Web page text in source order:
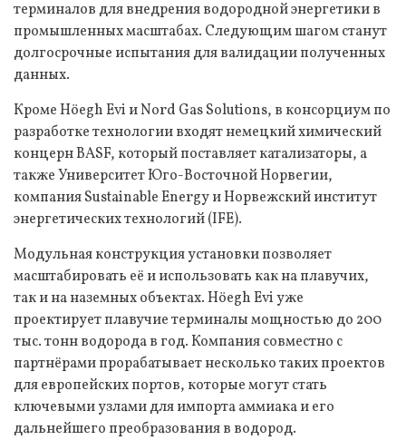
терминалов для внедрения водородной энергетики в
промышленных масштабах. Следующим шагом станут
долгосрочные испытания для валидации полученных
данных.
Кроме Höegh Evi и Nord Gas Solutions, в консорциум по
разработке технологии входят немецкий химический
концерн BASF, который поставляет катализаторы, а
также Университет Юго-Восточной Норвегии,
компания Sustainable Energy и Норвежский институт
энергетических технологий (IFE).
Модульная конструкция установки позволяет
масштабировать её и использовать как на плавучих,
так и на наземных объектах. Höegh Evi уже
проектирует плавучие терминалы мощностью до 200
тыс. тонн водорода в год. Компания совместно с
партнёрами прорабатывает несколько таких проектов
для европейских портов, которые могут стать
ключевыми узлами для импорта аммиака и его
дальнейшего преобразования в водород.